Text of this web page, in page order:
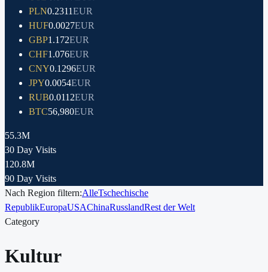
PLN0.2311EUR
HUF0.0027EUR
GBP1.172EUR
CHF1.076EUR
CNY0.1296EUR
JPY0.0054EUR
RUB0.0112EUR
BTC56,980EUR
55.3M
30 Day Visits
120.8M
90 Day Visits
Nach Region filtern:AlleTschechische
RepublikEuropaUSAChinaRusslandRest der Welt
Category
Kultur